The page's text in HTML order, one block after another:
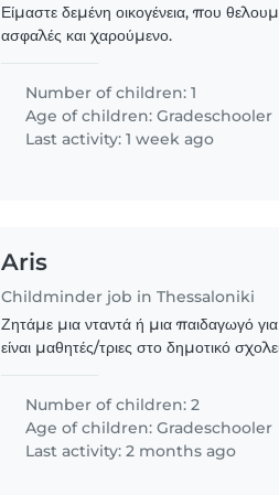
Είμαστε δεμένη οικογένεια, που
ασφαλές και χαρούμενο.
Number of children: 1
Age of children:Gradeschooler
Last activity: 1 week ago
Aris
Childminder job in Thessaloniki
Ζητάμε μια νταντά ή μια παιδαγωγό
είναι μαθητές/τριες στο δημοτικό
Number of children: 2
Age of children:Gradeschooler
Last activity: 2 months ago